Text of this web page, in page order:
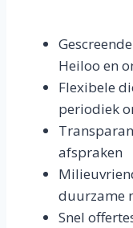
Heiloo en
Flexibele
periodiek
afspraken
duurzame
Snel